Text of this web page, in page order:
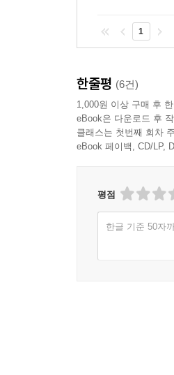
1
한줄평 (6건)
1,000원 이상 구매 후
eBook은 다운로드 후
클래스는 첫번째 회차
eBook 페이백, CD/LP,
평점
한글 기준 50자